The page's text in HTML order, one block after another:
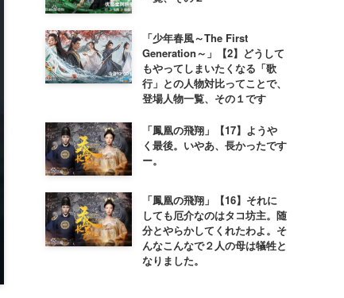
「少年春風～The First
Generation～」【2】どうして
もやってしまいたくなる「歌
行」との人物対比ってことで、
登場人物一覧、その１です
「鳳凰の飛翔」【17】ようや
く最後。いやあ、長かったです
ー。
「鳳凰の飛翔」【16】それに
しても厄介なのはタコ坊主。随
分とやらかしてくれたわよ。そ
んなこんなで２人の母は犠牲と
なりました。